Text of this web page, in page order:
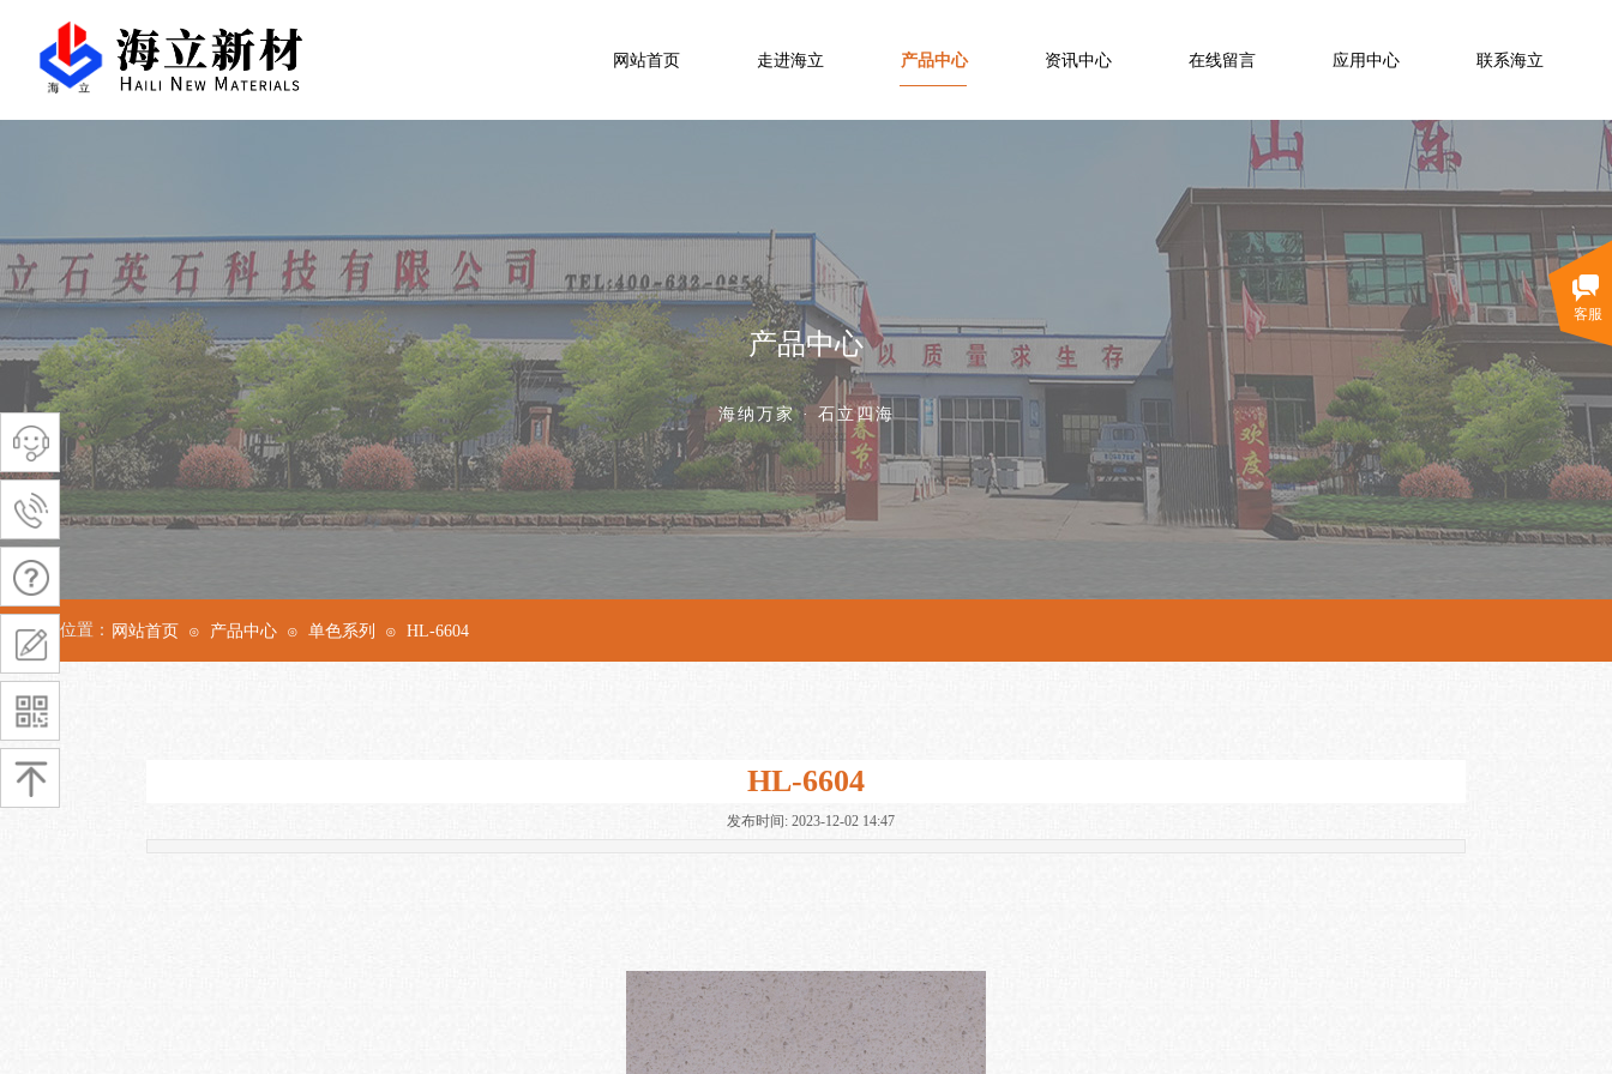
网站首页 走进海立 产品中心 资讯中心 在线留言 应用中心 联系海立
产品中心
海纳万家 · 石立四海
当前位置： 网站首页 ⊙ 产品中心 ⊙ 单色系列 ⊙ HL-6604
HL-6604
发布时间: 2023-12-02 14:47
客服